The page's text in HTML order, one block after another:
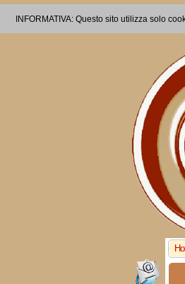
INFORMATIVA: Questo sito utilizza solo